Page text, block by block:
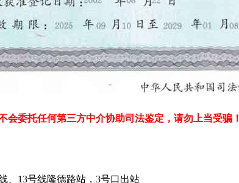
会委托任何第三方中介协助司法鉴定，请勿上当受骗！
、13号线隆德路站，3号口出站